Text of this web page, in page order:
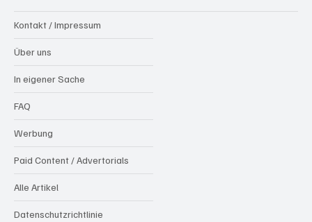
Kontakt / Impressum
Über uns
In eigener Sache
FAQ
Werbung
Paid Content / Advertorials
Alle Artikel
Datenschutzrichtlinie